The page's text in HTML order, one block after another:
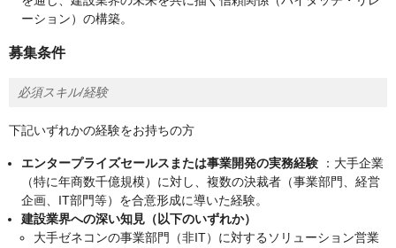
ーション）の構築。
募集条件
必須スキル/経験
下記いずれかの経験をお持ちの方
エンタープライズセールスまたは事業開発の実務経験 ：大手企業
（特に年商数千億規模）に対し、複数の決裁者（事業部門、経営
企画、IT部門等）を合意形成に導いた経験。
建設業界への深い知見（以下のいずれか）
大手ゼネコンの事業部門（非IT）に対するソリューション営業